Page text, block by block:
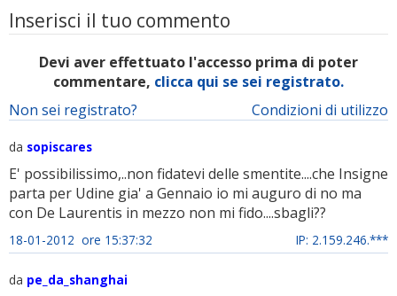
Inserisci il tuo commento
Devi aver effettuato l'accesso prima di poter
commentare, clicca qui se sei registrato.
Condizioni di utilizzo
Non sei registrato?
da sopiscares
E' possibilissimo,..non fidatevi delle smentite....che Insigne
parta per Udine gia' a Gennaio io mi auguro di no ma
con De Laurentis in mezzo non mi fido....sbagli??
18-01-2012 ore 15:37:32 IP: 2.159.246.***
da pe_da_shanghai